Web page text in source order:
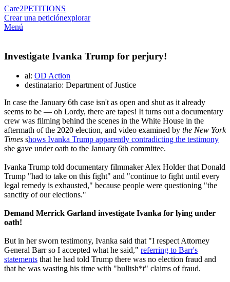
Care2PETITIONS
Crear una peticiónexplorar
Menú
Investigate Ivanka Trump for perjury!
al: OD Action
destinatario: Department of Justice
In case the January 6th case isn't as open and shut as it already
seems to be — oh Lordy, there are tapes! It turns out a documentary
crew was filming behind the scenes in the White House in the
aftermath of the 2020 election, and video examined by the New York
Times shows Ivanka Trump apparently contradicting the testimony
she gave under oath to the January 6th committee.
Ivanka Trump told documentary filmmaker Alex Holder that Donald
Trump "had to take on this fight" and "continue to fight until every
legal remedy is exhausted," because people were questioning "the
sanctity of our elections."
Demand Merrick Garland investigate Ivanka for lying under
oath!
But in her sworn testimony, Ivanka said that "I respect Attorney
General Barr so I accepted what he said," referring to Barr's
statements that he had told Trump there was no election fraud and
that he was wasting his time with "bulltsh*t" claims of fraud.